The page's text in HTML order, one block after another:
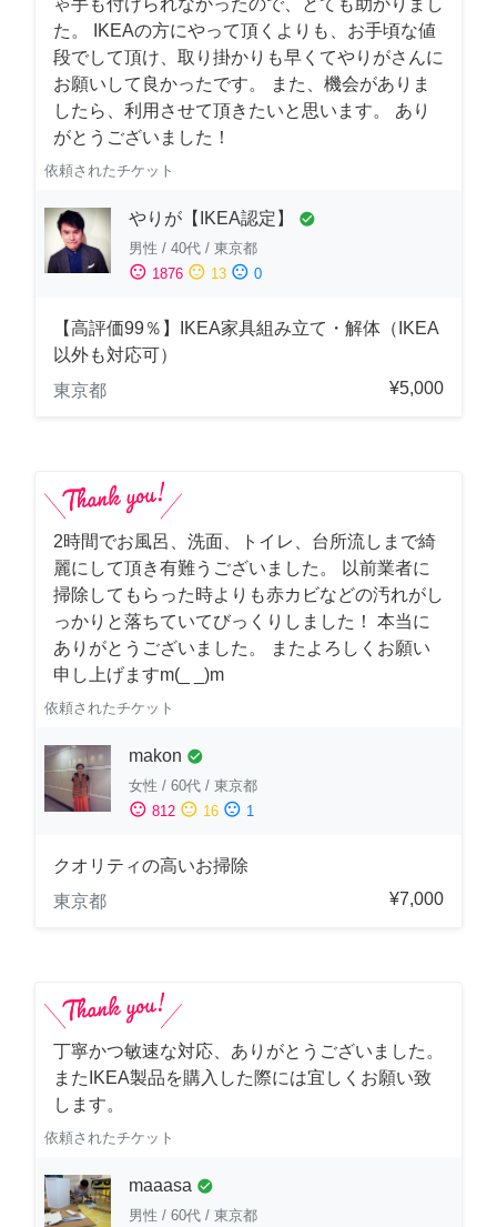
ゃ手も付けられなかったので、とても助かりまし
た。 IKEAの方にやって頂くよりも、お手頃な値
段でして頂け、取り掛かりも早くてやりがさんに
お願いして良かったです。 また、機会がありま
したら、利用させて頂きたいと思います。 あり
がとうございました！
依頼されたチケット
やりが【IKEA認定】 check_circle
男性 / 40代 / 東京都
sentiment_satisfied 1876 sentiment_neutral 13 sentiment_dissatisfied 0
【高評価99％】IKEA家具組み立て・解体（IKEA
以外も対応可）
東京都
¥5,000
2時間でお風呂、洗面、トイレ、台所流しまで綺
麗にして頂き有難うございました。 以前業者に
掃除してもらった時よりも赤カビなどの汚れがし
っかりと落ちていてびっくりしました！ 本当に
ありがとうございました。 またよろしくお願い
申し上げますm(_ _)m
依頼されたチケット
makon check_circle
女性 / 60代 / 東京都
sentiment_satisfied 812 sentiment_neutral 16 sentiment_dissatisfied 1
クオリティの高いお掃除
東京都
¥7,000
丁寧かつ敏速な対応、ありがとうございました。
またIKEA製品を購入した際には宜しくお願い致
します。
依頼されたチケット
maaasa check_circle
男性 / 60代 / 東京都